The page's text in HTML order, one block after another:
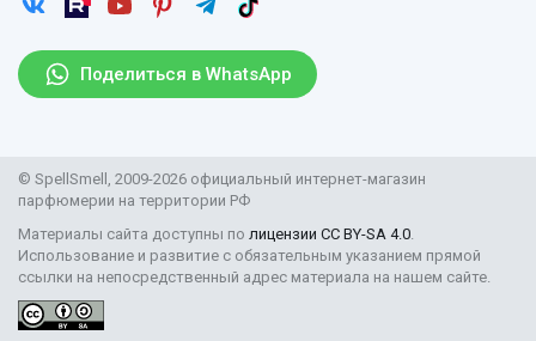
Поделиться в WhatsApp
Рассылка
Пользовательское соглашение
Защита персональных данных
Правила продажи товаров (Постановление Правительства
Поставщикам
© SpellSmell, 2009-2026 официальный интернет-магазин
парфюмерии на территории РФ
Материалы сайта доступны по лицензии CC BY-SA 4.0.
Использование и развитие с обязательным указанием прямой
ссылки на непосредственный адрес материала на нашем сайте.